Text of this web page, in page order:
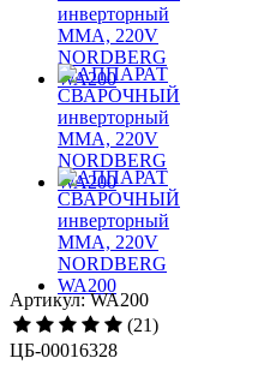
Артикул: WA200
(21)
ЦБ-00016328